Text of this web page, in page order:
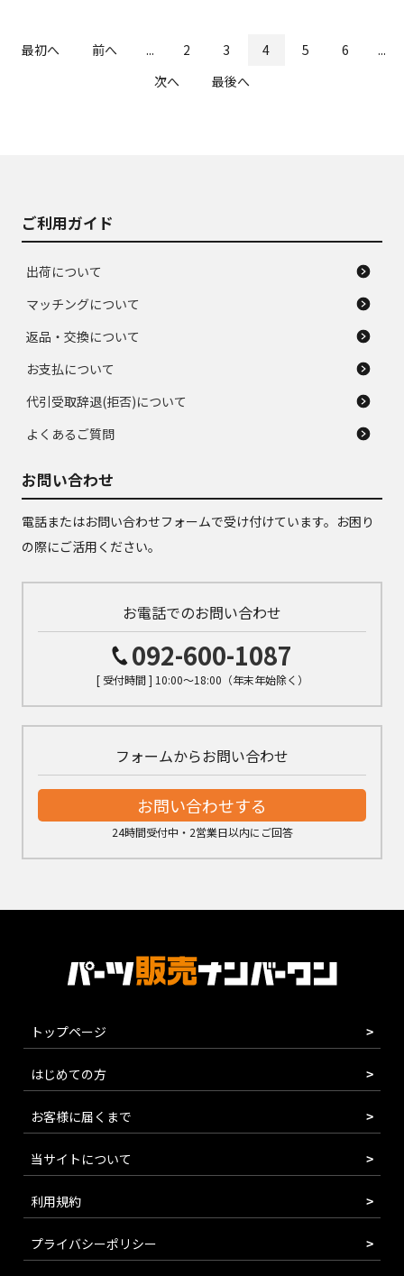
最初へ 前へ ... 2 3 4 5 6
...
次へ
最後へ
ご利用ガイド
出荷について
マッチングについて
返品・交換について
お支払について
代引受取辞退(拒否)について
よくあるご質問
お問い合わせ
電話またはお問い合わせフォームで受け付けています。お困り
の際にご活用ください。
お電話でのお問い合わせ
092-600-1087
[ 受付時間 ] 10:00～18:00（年末年始除く）
フォームからお問い合わせ
お問い合わせする
24時間受付中・2営業日以内にご回答
トップページ
はじめての方
お客様に届くまで
当サイトについて
利用規約
プライバシーポリシー